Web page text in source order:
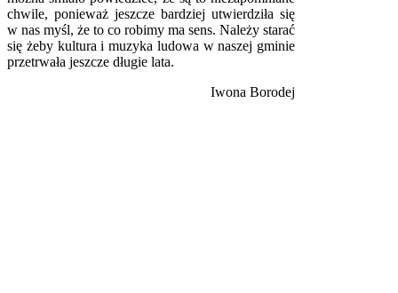
chwile, ponieważ jeszcze bardziej utwierdziła się
w nas myśl, że to co robimy ma sens. Należy starać
się żeby kultura i muzyka ludowa w naszej gminie
przetrwała jeszcze długie lata.
Iwona Borodej